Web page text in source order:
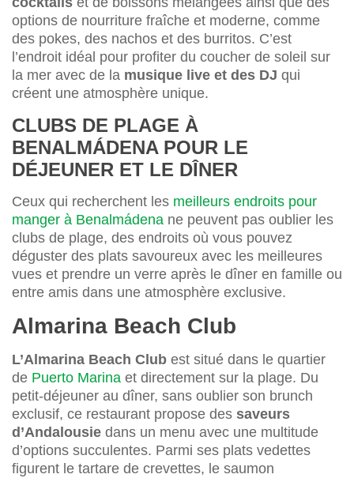
options de nourriture fraîche et moderne, comme
des pokes, des nachos et des burritos. C’est
l’endroit idéal pour profiter du coucher de soleil sur
la mer avec de la musique live et des DJ qui
créent une atmosphère unique.
CLUBS DE PLAGE À
BENALMÁDENA POUR LE
DÉJEUNER ET LE DÎNER
Ceux qui recherchent les meilleurs endroits pour
manger à Benalmádena ne peuvent pas oublier les
clubs de plage, des endroits où vous pouvez
déguster des plats savoureux avec les meilleures
vues et prendre un verre après le dîner en famille ou
entre amis dans une atmosphère exclusive.
Almarina Beach Club
L’Almarina Beach Club est situé dans le quartier
de Puerto Marina et directement sur la plage. Du
petit-déjeuner au dîner, sans oublier son brunch
exclusif, ce restaurant propose des saveurs
d’Andalousie dans un menu avec une multitude
d’options succulentes. Parmi ses plats vedettes
figurent le tartare de crevettes, le saumon